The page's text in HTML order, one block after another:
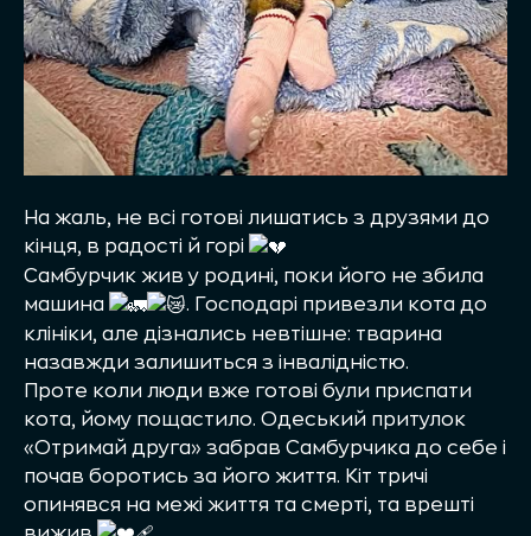
На жаль, не всі готові лишатись з друзями до
кінця, в радості й горі
Самбурчик жив у родині, поки його не збила
машина
. Господарі привезли кота до
клініки, але дізнались невтішне: тварина
назавжди залишиться з інвалідністю.
Проте коли люди вже готові були приспати
кота, йому пощастило. Одеський притулок
«Отримай друга» забрав Самбурчика до себе і
почав боротись за його життя. Кіт тричі
опинявся на межі життя та смерті, та врешті